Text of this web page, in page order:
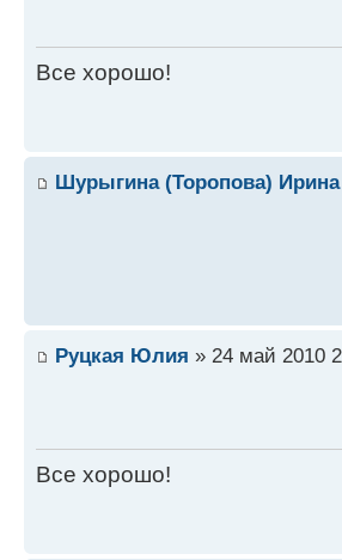
Все хорошо!
Шурыгина (Торопова) Ирина
Руцкая Юлия » 24 май 2010
Все хорошо!